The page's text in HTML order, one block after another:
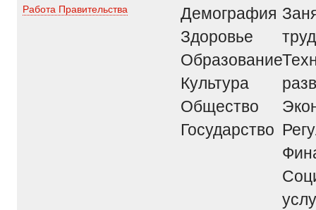
Работа Правительства
Демография
Здоровье
Образование
Культура
Общество
Государство
труд